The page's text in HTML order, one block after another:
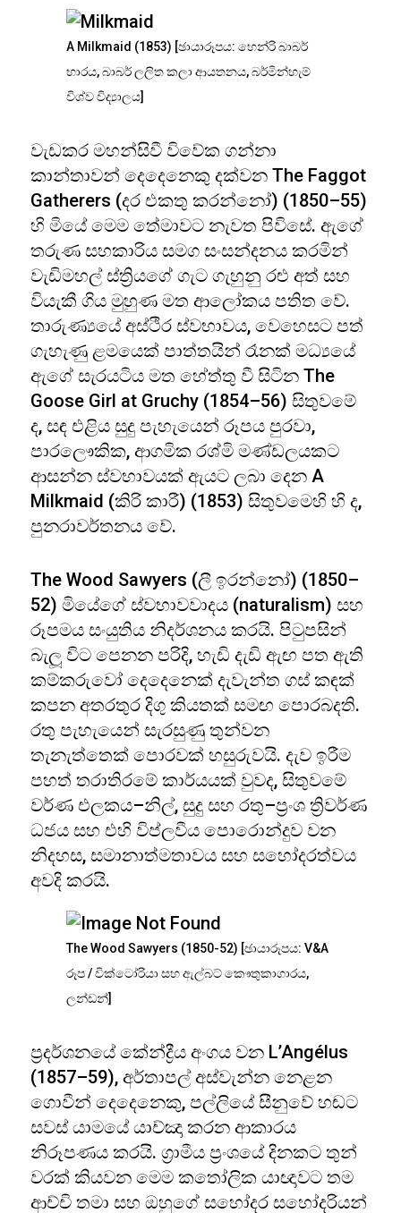
A Milkmaid (1853) [ඡායාරූපය: හෙන්රි බාබර්
භාරය, බාබර් ලලිත කලා ආයතනය, බර්මින්හැම්
විශ්ව විද්‍යාලය]
වැඩකර මහන්සිවී විවේක ගන්නා
කාන්තාවන් දෙදෙනෙකු දක්වන The Faggot
Gatherers (දර එකතු කරන්නෝ) (1850–55)
හි මියේ මෙම තේමාවට නැවත පිවිසේ. ඇගේ
තරුණ සහකාරිය සමග සංසන්දනය කරමින්
වැඩිමහල් ස්ත්‍රියගේ ගැට ගැහුනු රළු අත් සහ
වියැකී ගිය මුහුණ මත ආලෝකය පතිත වේ.
තාරුණ්‍යයේ අස්ථිර ස්වභාවය, වෙහෙසට පත්
ගැහැණු ළමයෙක් පාත්තයින් රෑනක් මධ්‍යයේ
ඇගේ සැරයටිය මත හේත්තු වී සිටින The
Goose Girl at Gruchy (1854–56) සිතුවමේ
ද, සඳ එළිය සුදු පැහැයෙන් රූපය පුරවා,
පාරලෞකික, ආගමික රශ්මි මණ්ඩලයකට
ආසන්න ස්වභාවයක් ඇයට ලබා දෙන A
Milkmaid (කිරි කාරී) (1853) සිතුවමෙහි හි ද,
පුනරාවර්තනය වේ.
The Wood Sawyers (ලී ඉරන්නෝ) (1850–
52) මියේගේ ස්වභාවවාදය (naturalism) සහ
රූපමය සංයුතිය නිදර්ශනය කරයි. පිටුපසින්
බැලූ විට පෙනන පරිදි, හැඩි දැඩි ඇඟ පත ඇති
කම්කරුවෝ දෙදෙනෙක් දැවැන්ත ගස් කඳක්
කපන අතරතුර දිගු කියතක් සමඟ පොරබදති.
රතු පැහැයෙන් සැරසුණු තුන්වන
තැනැත්තෙක් පොරවක් හසුරුවයි. දැව ඉරීම
පහත් තරාතිරමේ කාර්යයක් වුවද, සිතුවමේ
වර්ණ එලකය–නිල්, සුදු සහ රතු–ප්‍රංශ ත්‍රිවර්ණ
ධජය සහ එහි විප්ලවීය පොරොන්දුව වන
නිදහස, සමානාත්මතාවය සහ සහෝදරත්වය
අවදි කරයි.
The Wood Sawyers (1850-52) [ඡායාරූපය: V&A
රූප / වික්ටෝරියා සහ ඇල්බට් කෞතුකාගාරය,
ලන්ඩන්]
ප්‍රදර්ශනයේ කේන්ද්‍රීය අංගය වන L’Angélus
(1857–59), අර්තාපල් අස්වැන්න නෙළන
ගොවීන් දෙදෙනෙකු, පල්ලියේ සීනුවේ හඬට
සවස් යාමයේ යාච්ඤා කරන ආකාරය
නිරූපණය කරයි. ග්‍රාමීය ප්‍රංශයේ දිනකට තුන්
වරක් කියවන මෙම කතෝලික යාඥාවට තම
ආච්චි තමා සහ ඔහුගේ සහෝදර සහෝදරියන්